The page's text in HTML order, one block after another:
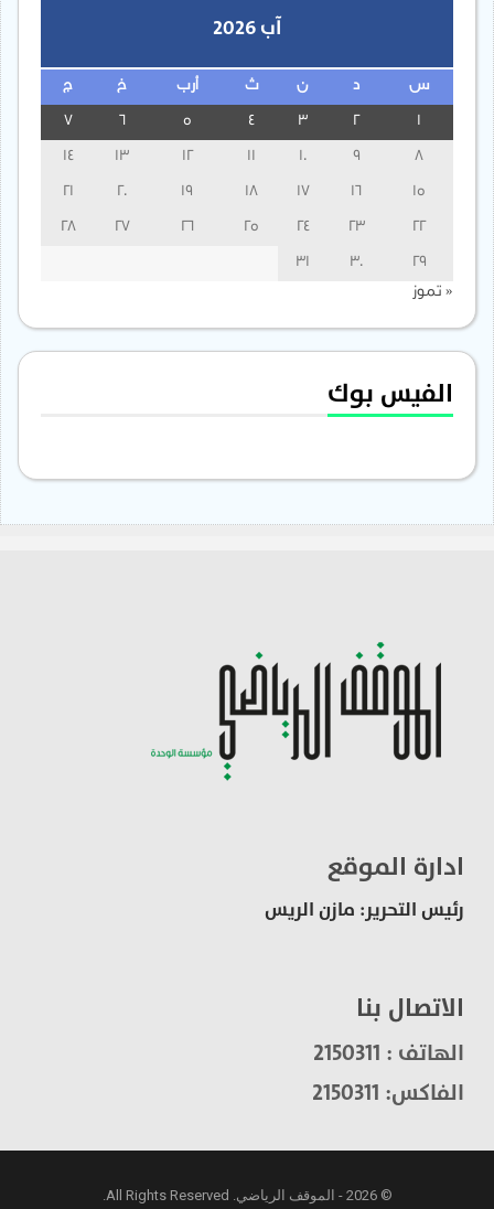
آب 2026
س ن ث أرب خ ج
3
13
14
15
16
17
18
19
20
21
22
23
24
25
26
27
28
29
30
31
« تموز
الفيس بوك
ادارة الموقع
رئيس التحرير: مازن الريس
الاتصال بنا
الهاتف : 2150311
الفاكس: 2150311
© 2026 - الموقف الرياضي. All Rights Reserved.